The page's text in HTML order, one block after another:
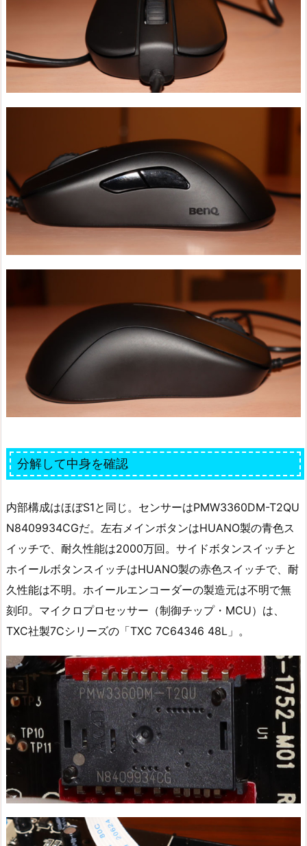
分解して中身を確認
内部構成はほぼS1と同じ。センサーはPMW3360DM-T2QU
N8409934CGだ。左右メインボタンはHUANO製の青色ス
イッチで、耐久性能は2000万回。サイドボタンスイッチと
ホイールボタンスイッチはHUANO製の赤色スイッチで、耐
久性能は不明。ホイールエンコーダーの製造元は不明で無
刻印。マイクロプロセッサー（制御チップ・MCU）は、
TXC社製7Cシリーズの「TXC 7C64346 48L」。